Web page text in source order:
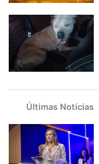
Últimas Notícias